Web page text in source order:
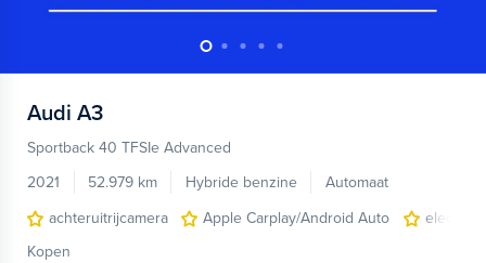
Audi A3
Sportback 40 TFSIe Advanced
2021
52.979 km Hybride benzine
Automaat
achteruitrijcamera
Apple Carplay/Android Auto
Kopen